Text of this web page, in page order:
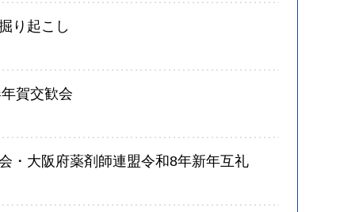
り起こし
賀交歓会
・大阪府薬剤師連盟令和8年新年互礼